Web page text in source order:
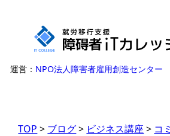
キ
運営： NPO法人障害者雇用創造センター
TOP > ブログ> ビジネス講座 > コ